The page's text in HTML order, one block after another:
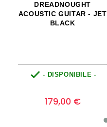
DREADNOUGHT
ACOUSTIC GUITAR - JET
BLACK
 - DISPONIBILE -
179,00 €